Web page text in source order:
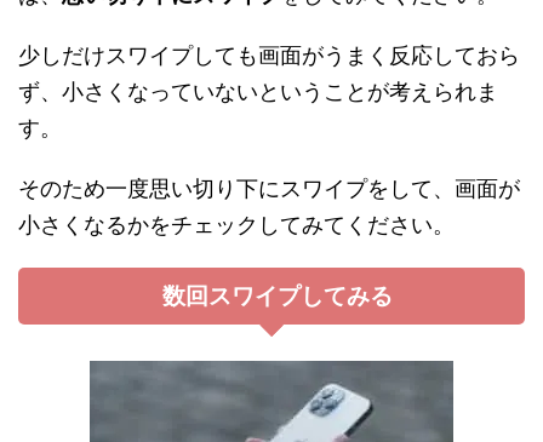
少しだけスワイプしても画面がうまく反応しておら
ず、小さくなっていないということが考えられま
す。
そのため一度思い切り下にスワイプをして、画面が
小さくなるかをチェックしてみてください。
数回スワイプしてみる